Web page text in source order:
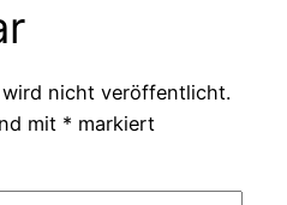
nicht veröffentlicht.
mit * markiert